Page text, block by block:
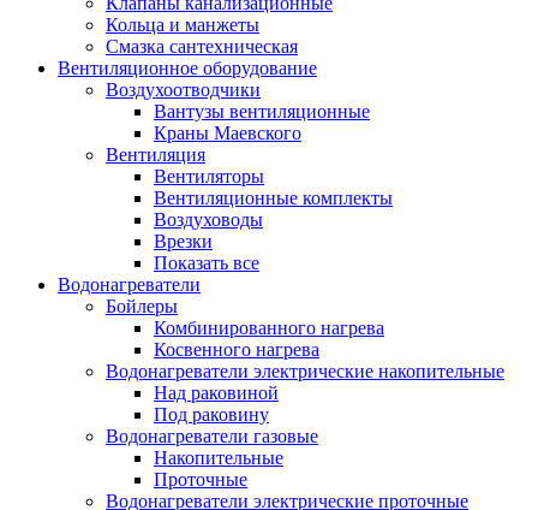
Кольца и манжеты
Смазка сантехническая
Вентиляционное оборудование
Воздухоотводчики
Вантузы вентиляционные
Краны Маевского
Вентиляция
Вентиляторы
Вентиляционные комплекты
Воздуховоды
Врезки
Показать все
Водонагреватели
Бойлеры
Комбинированного нагрева
Косвенного нагрева
Водонагреватели электрические накопительные
Над раковиной
Под раковину
Водонагреватели газовые
Накопительные
Проточные
Водонагреватели электрические проточные